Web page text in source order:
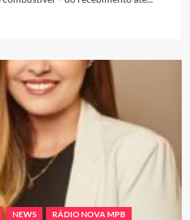
NEWS RÁDIO NOVA MPB